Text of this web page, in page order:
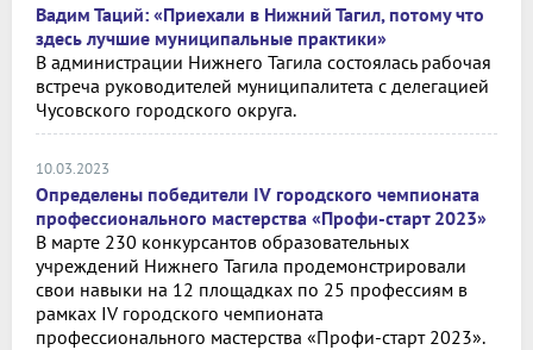
Вадим Таций: «Приехали в Нижний Тагил, потому что
здесь лучшие муниципальные практики»
В администрации Нижнего Тагила состоялась рабочая
встреча руководителей муниципалитета с делегацией
Чусовского городского округа.
10.03.2023
Определены победители IV городского чемпионата
профессионального мастерства «Профи-старт 2023»
В марте 230 конкурсантов образовательных
учреждений Нижнего Тагила продемонстрировали
свои навыки на 12 площадках по 25 профессиям в
рамках IV городского чемпионата
профессионального мастерства «Профи-старт 2023».